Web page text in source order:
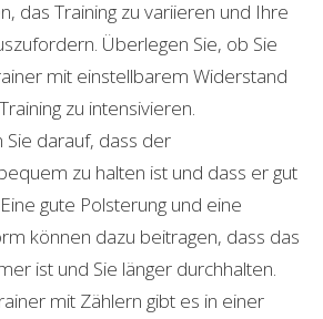
das Training zu variieren und Ihre
Überlegen Sie, ob Sie
mit einstellbarem Widerstand
zu intensivieren.
Sie darauf, dass der
zu halten ist und dass er gut
gute Polsterung und eine
können dazu beitragen, dass das
ist und Sie länger durchhalten.
mit Zählern gibt es in einer